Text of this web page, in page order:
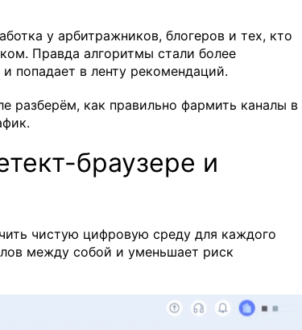
у арбитражников, блогеров и тех, кто
Правда алгоритмы стали более
попадает в ленту рекомендаций.
разберём, как правильно фармить каналы в
браузере и
чистую цифровую среду для каждого
между собой и уменьшает риск